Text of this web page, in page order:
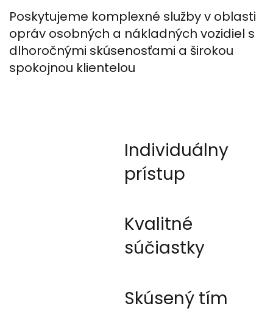
Poskytujeme komplexné služby v oblasti
opráv osobných a nákladných vozidiel s
dlhoročnými skúsenosťami a širokou
spokojnou klientelou
Individuálny
prístup
Kvalitné
súčiastky
Skúsený tím